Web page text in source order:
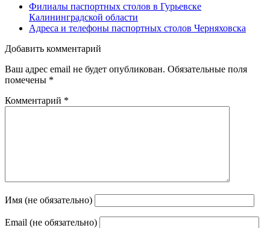
Филиалы паспортных столов в Гурьевске
Калининградской области
Адреса и телефоны паспортных столов Черняховска
Добавить комментарий
Ваш адрес email не будет опубликован. Обязательные поля
помечены *
Комментарий *
Имя (не обязательно)
Email (не обязательно)